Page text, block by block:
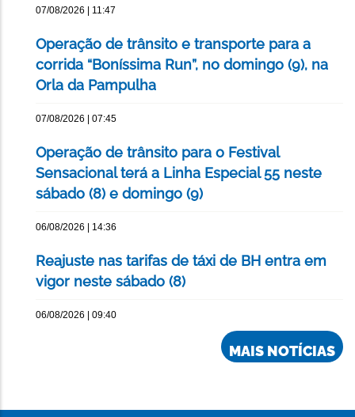
07/08/2026 | 11:47
Operação de trânsito e transporte para a
corrida “Boníssima Run”, no domingo (9), na
Orla da Pampulha
07/08/2026 | 07:45
Operação de trânsito para o Festival
Sensacional terá a Linha Especial 55 neste
sábado (8) e domingo (9)
06/08/2026 | 14:36
Reajuste nas tarifas de táxi de BH entra em
vigor neste sábado (8)
06/08/2026 | 09:40
MAIS NOTÍCIAS